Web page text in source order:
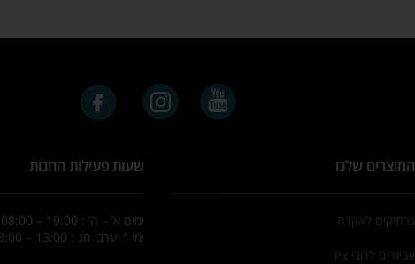
המוצרים שלנו
נרתיקים לאקדח
אביזרים לרובי ציד
שעות פעילות החנות
ימים א’ – ה’ : 19:00 – 08:00
ימי ו’ וערבי חג : 13:00 – 08:00